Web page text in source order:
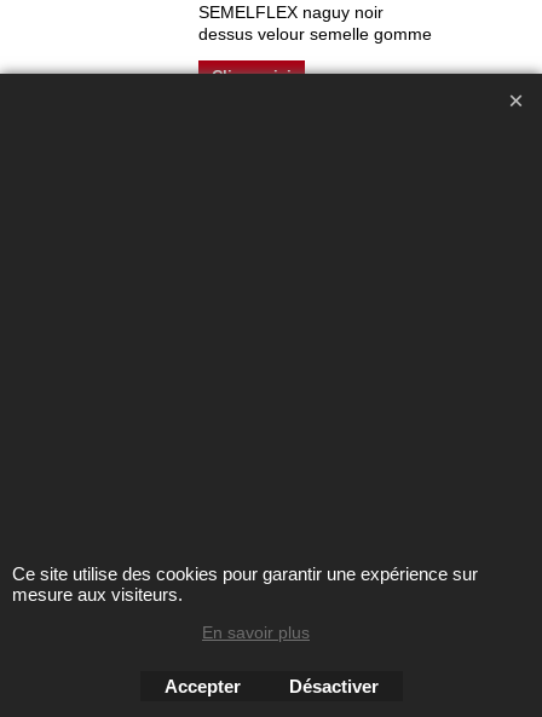
SEMELFLEX naguy noir
dessus velour semelle gomme
Cliquez ici
CONTACT
PASSER COMMANDE
Ce site utilise des cookies pour garantir une expérience sur
mesure aux visiteurs.
En savoir plus
Accepter Désactiver